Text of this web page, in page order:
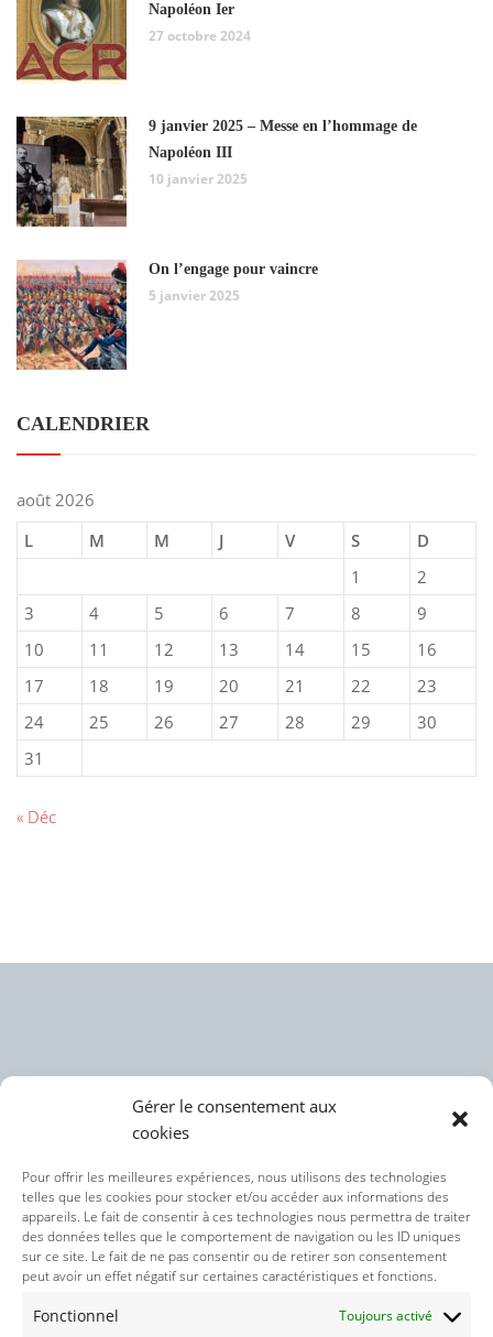
Gérer le consentement aux
cookies
Pour offrir les meilleures expériences, nous utilisons des technologies
telles que les cookies pour stocker et/ou accéder aux informations des
appareils. Le fait de consentir à ces technologies nous permettra de traiter
des données telles que le comportement de navigation ou les ID uniques
sur ce site. Le fait de ne pas consentir ou de retirer son consentement
peut avoir un effet négatif sur certaines caractéristiques et fonctions.
Fonctionnel Toujours activé
Napoléon Ier
27 octobre 2024
9 janvier 2025 – Messe en l’hommage de
Napoléon III
10 janvier 2025
On l’engage pour vaincre
5 janvier 2025
CALENDRIER
août 2026
L
M M J V S
D
1
2
3
4 5 6 7 8
9
10
11 12 13 14 15
16
17
18 19 20 21 22
23
24
25 26 27 28 29
30
31
« Déc
Politique des cookies (UE)
Politique de confidentialité
Nos réseaux sociaux :